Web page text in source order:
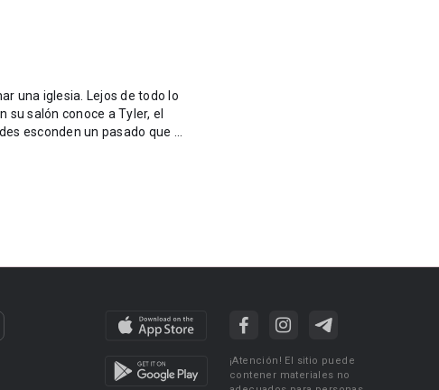
una iglesia. Lejos de todo lo
salón conoce a Tyler, el
esconden un pasado que ...
¡Atención! El sitio puede
contener materiales no